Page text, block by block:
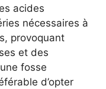
acides
nécessaires à
provoquant
et des
fosse
d’opter